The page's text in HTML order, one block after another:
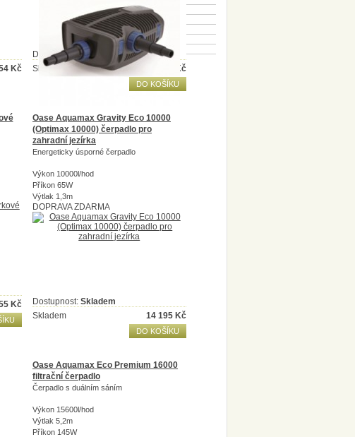
Kč
Dostupnost:Skladem
Skladem
Kč
DO KOŠÍKU
Kč
Oase Aquamax Gravity Eco 10000
(Optimax 10000) čerpadlo pro
zahradní jezírka
Energeticky úsporné čerpadlo
Výkon 10000l/hod
Příkon 65W
Výtlak 1,3m
DOPRAVA ZDARMA
Dostupnost: Skladem
Skladem
14 195 Kč
DO KOŠÍKU
Oase Aquamax Eco Premium 16000
filtrační čerpadlo
Čerpadlo s duálním sáním
Výkon 15600l/hod
Výtlak 5,2m
Příkon 145W